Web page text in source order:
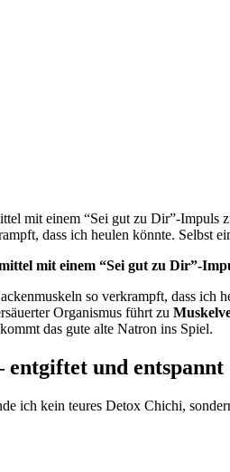
mit einem “Sei gut zu Dir”-
dass ich heulen könnte. Selbst
mit einem “Sei gut zu Dir”-
so verkrampft, dass ich
Organismus führt zu
das gute alte Natron ins Spiel.
entgiftet und entspannt
ich kein teures Detox Chichi,